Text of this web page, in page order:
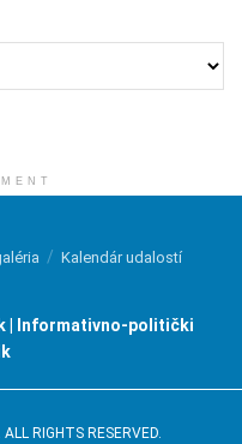
Kalendár udalostí
| Informativno-politički
. ALL RIGHTS RESERVED.